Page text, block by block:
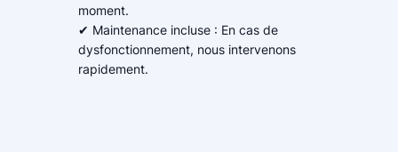
moment.
✔ Maintenance incluse : En cas de
dysfonctionnement, nous intervenons
rapidement.